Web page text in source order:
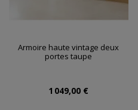
Armoire haute vintage deux
portes taupe
1 049,00 €